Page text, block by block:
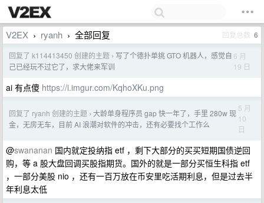
V2EX › ryanh › 全部回复 回复总数 6
回复了 k114413450 创建的主题 › 写了个德扑单挑 GTO 机器人，感觉自
己已经玩不过它了，求大佬来军训
6 月
19 日
ai 有点傻 https://i.imgur.com/KqhoXKu.png
回复了 ryanh 创建的主题 › 大龄单身程序员 gap 快一年了，手里 280w 现
金，无房无车，目前 AI 浪潮对软件的冲击，还有必要找个工作么
5 月
10
日
@swananan 国内就定投纳指 etf ，剩下大部分的买买短期国债逆回
购，等 a 股大盘回调买股指期货。国外的就是一部分买恒生科指 etf
，一部分美股 nio ，还有一百万放在币安里吃活期利息，但是过去半
年利息太低